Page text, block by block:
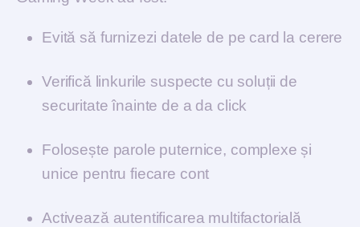
Evită să furnizezi datele de pe card la cerere
Verifică linkurile suspecte cu soluții de
securitate înainte de a da click
Folosește parole puternice, complexe și
unice pentru fiecare cont
Activează autentificarea multifactorială